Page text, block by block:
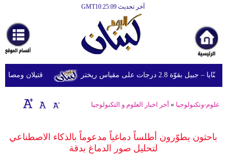
آخر تحديث GMT10:25:09
أخبارعاجلة
رياضة
ثقافة
إقتصاد
وموسيقى
قتيلان ومصابون جراء 14 غارة إسرائيلية على شرق 2.8 درجات على مقياس ريختر
علوم-وتكنولوجيا » أخر اخبار العلوم و التكنولوجيا
باحثون يطوّرون أطلساً دماغياً مدعوماً بالذكاء الاصطناعي
لتحليل صور الدماغ بدقة